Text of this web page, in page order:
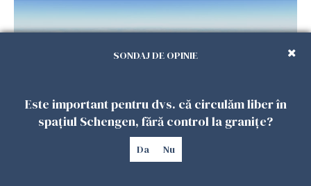
Încă o dronă a fost doborâtă de un F-16
SONDAJ DE OPINIE
Este important pentru dvs. că circulăm liber în
spațiul Schengen, fără control la granițe?
Da Nu